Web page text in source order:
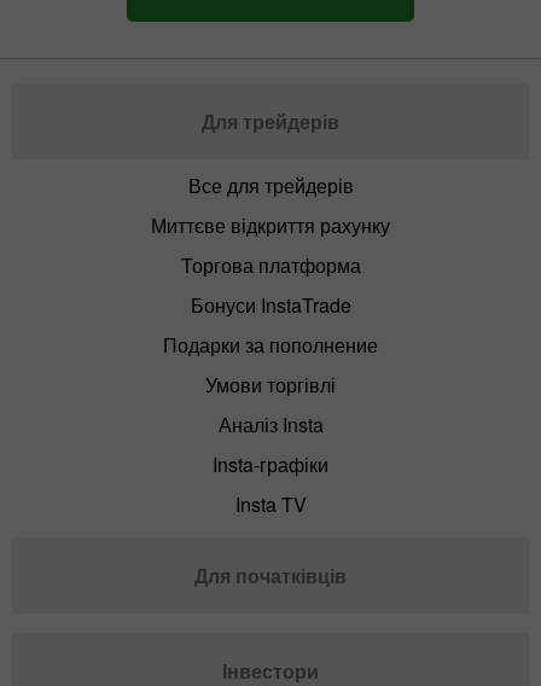
Для трейдерів
Все для трейдерів
Миттєве відкриття рахунку
Торгова платформа
Бонуси InstaTrade
Подарки за пополнение
Умови торгівлі
Аналіз Insta
Insta-графіки
Insta TV
Для початківців
Інвестори